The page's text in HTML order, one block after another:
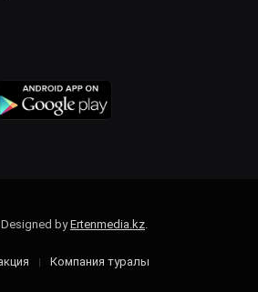
byErtenmedia.kz.
Компания туралы